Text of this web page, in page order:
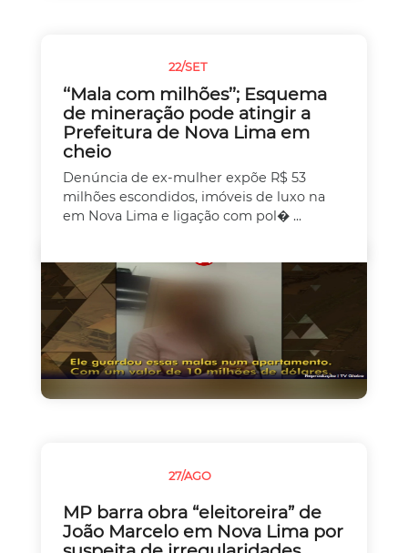
22/SET
‘‘Mala com milhões’’; Esquema
de mineração pode atingir a
Prefeitura de Nova Lima em
cheio
Denúncia de ex-mulher expõe R$ 53
milhões escondidos, imóveis de luxo na
em Nova Lima e ligação com pol� ...
27/AGO
MP barra obra “eleitoreira” de
João Marcelo em Nova Lima por